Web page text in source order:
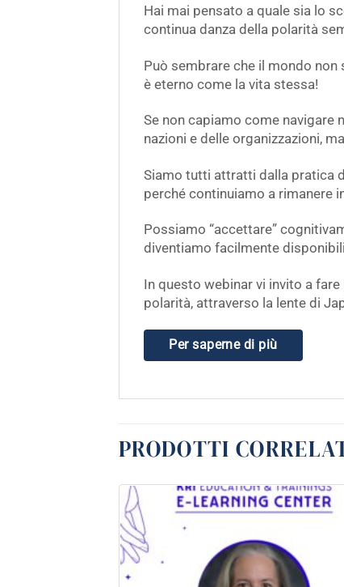
Hai mai pensato a quale sia lo
continua danza della polarità
Può sembrare che il mondo
è eterno come la vita stessa!
Se non capiamo come navigare
nazioni e delle organizzazioni,
Siamo tutti attratti dalla pratica
perché continuiamo a rimanere
Possiamo “accettare”
diventiamo facilmente
In questo webinar vi invito a
polarità, attraverso la lente di
Per saperne di più
PRODOTTI